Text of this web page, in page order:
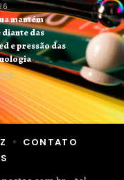
mantém
das
e pressão das
CONTATO